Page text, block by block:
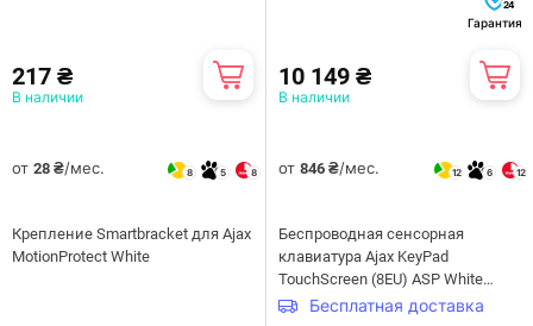
217 ₴
В наличии
от 28 ₴/мес. 8 5 8
Крепление Smartbracket для Ajax
MotionProtect White
24
Гарантия
10 149 ₴
В наличии
от 846 ₴/мес. 12 6 12
Беспроводная сенсорная
клавиатура Ajax KeyPad
TouchScreen (8EU) ASP White
(58455.148.WH1)
Бесплатная доставка